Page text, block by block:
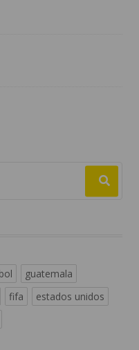
guatemala
fifa
estados unidos